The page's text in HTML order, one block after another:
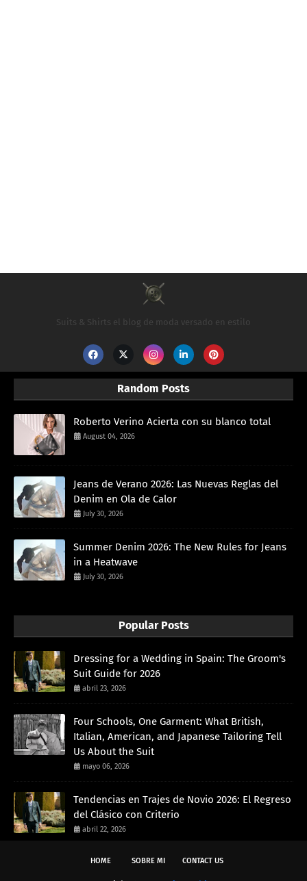
Suits & Shirts el blog de moda versado en estilo
Random Posts
Roberto Verino Acierta con su blanco total
August 04, 2026
Jeans de Verano 2026: Las Nuevas Reglas del
Denim en Ola de Calor
July 30, 2026
Summer Denim 2026: The New Rules for Jeans
in a Heatwave
July 30, 2026
Popular Posts
Dressing for a Wedding in Spain: The Groom's
Suit Guide for 2026
abril 23, 2026
Four Schools, One Garment: What British,
Italian, American, and Japanese Tailoring Tell
Us About the Suit
mayo 06, 2026
Tendencias en Trajes de Novio 2026: El Regreso
del Clásico con Criterio
abril 22, 2026
HOME SOBRE MI CONTACT US